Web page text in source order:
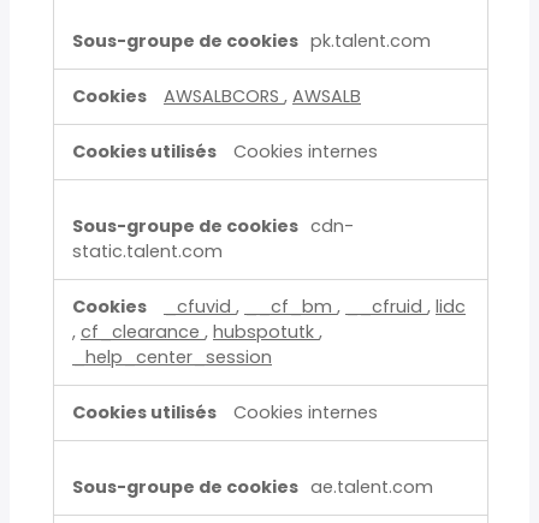
pk.talent.com
AWSALBCORS , AWSALB
Cookies internes
cdn-
static.talent.com
_cfuvid , __cf_bm , __cfruid , lidc
, cf_clearance , hubspotutk ,
_help_center_session
Cookies internes
ae.talent.com